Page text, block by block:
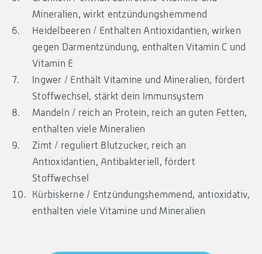
Mineralien, wirkt entzündungshemmend
Heidelbeeren / Enthalten Antioxidantien, wirken
gegen Darmentzündung, enthalten Vitamin C und
Vitamin E
Ingwer / Enthält Vitamine und Mineralien, fördert
Stoffwechsel, stärkt dein Immunsystem
Mandeln / reich an Protein, reich an guten Fetten,
enthalten viele Mineralien
Zimt / reguliert Blutzucker, reich an
Antioxidantien, Antibakteriell, fördert
Stoffwechsel
Kürbiskerne / Entzündungshemmend, antioxidativ,
enthalten viele Vitamine und Mineralien